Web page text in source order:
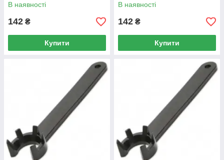
В наявності
142 ₴
Купити
В наявності
142 ₴
Купити